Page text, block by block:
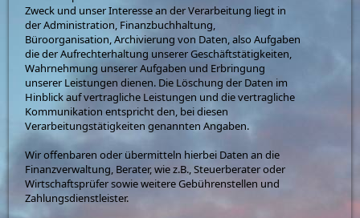
Zweck und unser Interesse an der Verarbeitung liegt in
der Administration, Finanzbuchhaltung,
Büroorganisation, Archivierung von Daten, also Aufgaben
die der Aufrechterhaltung unserer Geschäftstätigkeiten,
Wahrnehmung unserer Aufgaben und Erbringung
unserer Leistungen dienen. Die Löschung der Daten im
Hinblick auf vertragliche Leistungen und die vertragliche
Kommunikation entspricht den, bei diesen
Verarbeitungstätigkeiten genannten Angaben.
Wir offenbaren oder übermitteln hierbei Daten an die
Finanzverwaltung, Berater, wie z.B., Steuerberater oder
Wirtschaftsprüfer sowie weitere Gebührenstellen und
Zahlungsdienstleister.